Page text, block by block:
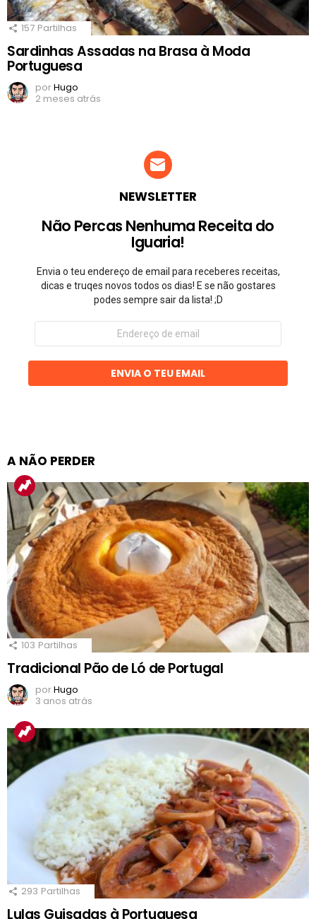
157 Partilhas
Sardinhas Assadas na Brasa à Moda
Portuguesa
porHugo
2 meses atrás
NEWSLETTER
Não Percas Nenhuma Receita do
Iguaria!
Envia o teu endereço de email para receberes receitas,
dicas e truqes novos todos os dias! E se não gostares
podes sempre sair da lista! ;D
Endereço
email
ENVIA O TEU EMAIL
A NÃO PERDER
103 Partilhas
Tradicional Pão de Ló de Portugal
porHugo
3 anos atrás
293 Partilhas
Lulas Guisadas à Portuguesa